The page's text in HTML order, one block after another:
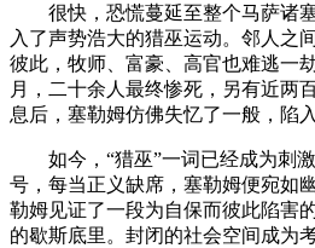
很快，恐慌蔓延至整个马萨诸
入了声势浩大的猎巫运动。邻人之
彼此，牧师、富豪、高官也难逃一
月，二十余人最终惨死，另有近两
息后，塞勒姆仿佛失忆了一般，陷
如今，“猎巫”一词已经成为刺
号，每当正义缺席，塞勒姆便宛如
勒姆见证了一段为自保而彼此陷害
的歇斯底里。封闭的社会空间成为